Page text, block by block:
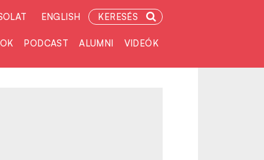
ENGLISH KERESÉS
PODCAST ALUMNI VIDEÓK